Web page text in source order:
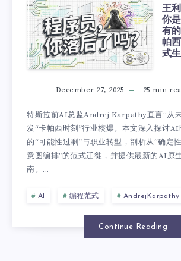
王
你
有
帕
式
December 27, 2025 25 min
特斯拉前AI总监Andrej Karpathy直言“从未
发“卡帕西时刻”行业核爆。本文深入探讨
的“可能性过剩”与职业转型，剖析从“确定
意图编排”的范式迁徙，并提供最新的AI原
南。...
AI 编程范式 AndrejKarpathy
Continue Reading